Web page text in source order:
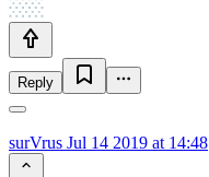
Reply
surVrus Jul 14 2019 at 14:48